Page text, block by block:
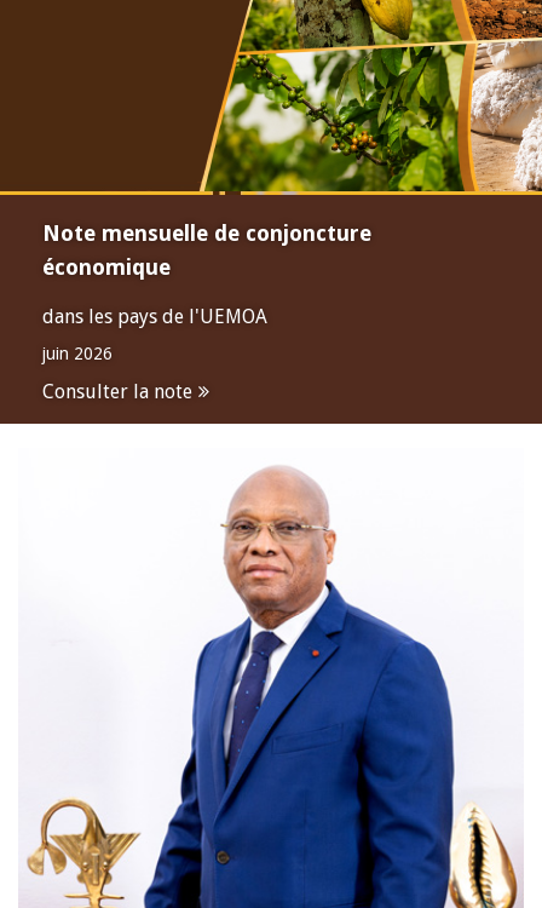
Note mensuelle de conjoncture
économique
dans les pays de l'UEMOA
juin 2026
Consulter la note